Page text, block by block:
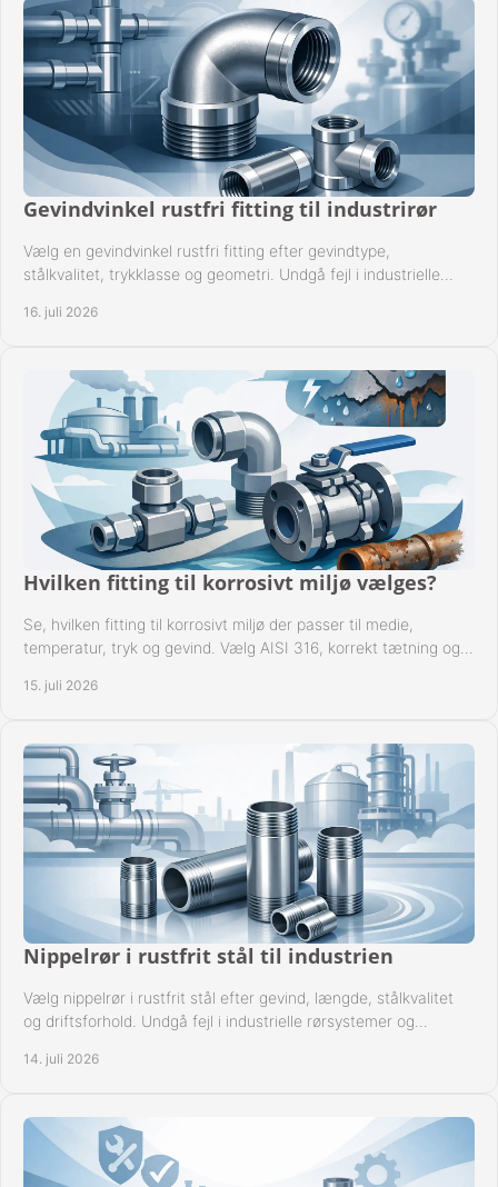
Gevindvinkel rustfri fitting til industrirør
Vælg en gevindvinkel rustfri fitting efter gevindtype,
stålkvalitet, trykklasse og geometri. Undgå fejl i industrielle
16. juli 2026
Hvilken fitting til korrosivt miljø vælges?
Se, hvilken fitting til korrosivt miljø der passer til medie,
temperatur, tryk og gevind. Vælg AISI 316, korrekt tætning og
15. juli 2026
Nippelrør i rustfrit stål til industrien
Vælg nippelrør i rustfrit stål efter gevind, længde, stålkvalitet
og driftsforhold. Undgå fejl i industrielle rørsystemer og
14. juli 2026